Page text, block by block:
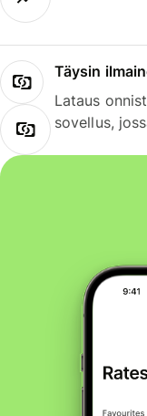
Täysin
Lataus
sovellus,